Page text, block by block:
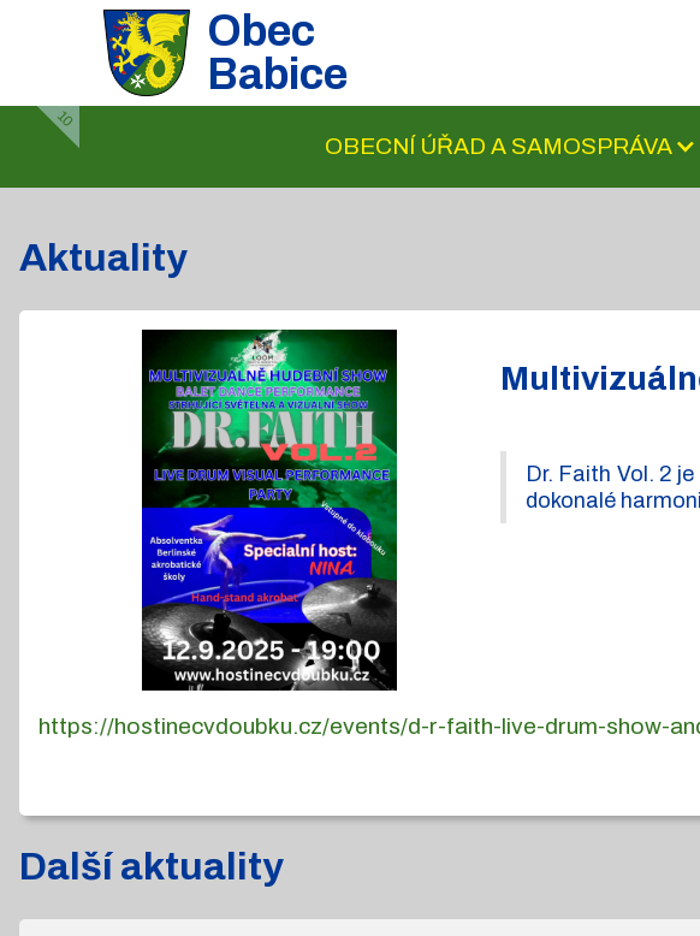
Obec
Babice
10
OBECNÍ ÚŘAD A SAMOSPRÁVA
Aktuality
Dr. Faith Vol. 2
dokonalé
https://hostinecvdoubku.cz/events/d-r-faith-live-drum-show-
Další aktuality